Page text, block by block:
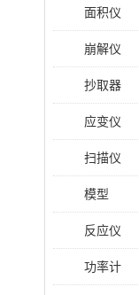
面积仪
崩解仪
抄取器
应变仪
扫描仪
模型
反应仪
功率计